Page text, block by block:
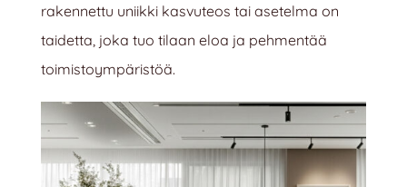
rakennettu uniikki kasvuteos tai asetelma on
taidetta, joka tuo tilaan eloa ja pehmentää
toimistoympäristöä.